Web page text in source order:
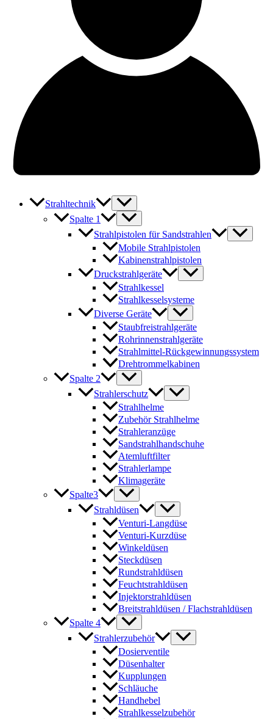
Strahltechnik
Spalte 1
Strahlpistolen für Sandstrahlen
Mobile Strahlpistolen
Kabinenstrahlpistolen
Druckstrahlgeräte
Strahlkessel
Strahlkesselsysteme
Diverse Geräte
Staubfreistrahlgeräte
Rohrinnenstrahlgeräte
Strahlmittel-Rückgewinnungssystem
Drehtrommelkabinen
Spalte 2
Strahlerschutz
Strahlhelme
Zubehör Strahlhelme
Strahleranzüge
Sandstrahlhandschuhe
Atemluftfilter
Strahlerlampe
Klimageräte
Spalte3
Strahldüsen
Venturi-Langdüse
Venturi-Kurzdüse
Winkeldüsen
Steckdüsen
Rundstrahldüsen
Feuchtstrahldüsen
Injektorstrahldüsen
Breitstrahldüsen / Flachstrahldüsen
Spalte 4
Strahlerzubehör
Dosierventile
Düsenhalter
Kupplungen
Schläuche
Handhebel
Strahlkesselzubehör